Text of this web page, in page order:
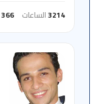
3214الساعات 366